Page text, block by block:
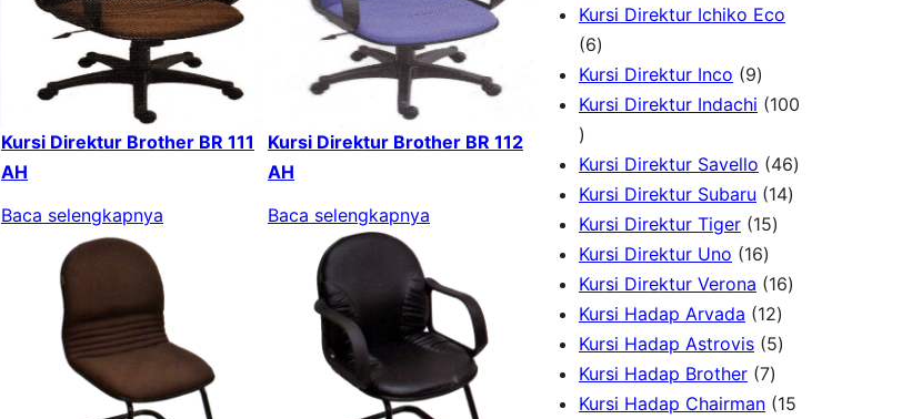
Kursi Direktur Brother BR 111
AH
Baca selengkapnya
Kursi Direktur Brother BR 112
AH
Baca selengkapnya
d
u
k
o
d
u
k
r
u
d
k
4
o
u
k
Kursi Direktur Ichiko Eco
66
P
r
d
u
k
Kursi Direktur Inco 99
P
o
d
u
k
Kursi Direktur Indachi
100
1
0
0
P
r
o
d
u
k
Kursi Direktur Savello 464
Kursi Direktur Subaru 141
r
k
Kursi Direktur Tiger 151
P
r
o
d
u
Kursi Direktur Uno 161
6
P
r
o
d
Kursi Direktur Verona 161
o
Kursi Hadap Arvada 121
2
r
Kursi Hadap Astrovis 55
r
Kursi Hadap Brother 77
P
Kursi Hadap Chairman 15